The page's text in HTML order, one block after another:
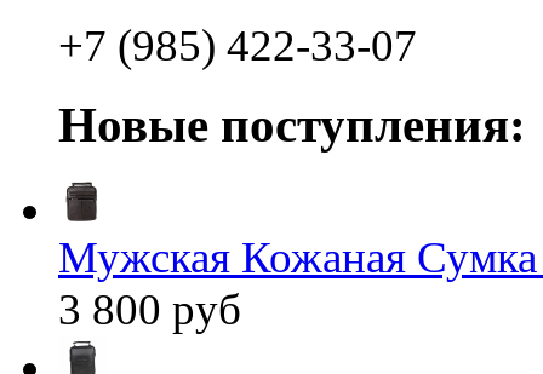
+7 (985) 422-33-07
Новые поступления:
Мужская Кожаная
3 800 руб